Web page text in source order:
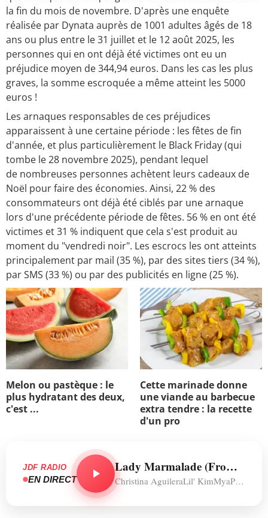
la fin du mois de novembre. D'après une enquête
réalisée par Dynata auprès de 1001 adultes âgés de 18
ans ou plus entre le 31 juillet et le 12 août 2025, les
personnes qui en ont déjà été victimes ont eu un
préjudice moyen de 344,94 euros. Dans les cas les plus
graves, la somme escroquée a même atteint les 5000
euros !
Les arnaques responsables de ces préjudices
apparaissent à une certaine période : les fêtes de fin
d'année, et plus particulièrement le Black Friday (qui
tombe le 28 novembre 2025), pendant lequel
de nombreuses personnes achètent leurs cadeaux de
Noël pour faire des économies. Ainsi, 22 % des
consommateurs ont déjà été ciblés par une arnaque
lors d'une précédente période de fêtes. 56 % en ont été
victimes et 31 % indiquent que cela s'est produit au
moment du "vendredi noir". Les escrocs les ont atteints
principalement par mail (35 %), par des sites tiers (34 %),
par SMS (33 %) ou par des publicités en ligne (25 %).
Melon ou pastèque : le
plus hydratant des deux,
c'est ...
Cette marinade donne
une viande au barbecue
extra tendre : la recette
d'un pro
JDF RADIO
EN DIRECT
Lady Marmalade (From "Moulin Rouge" Soundtrack)
Christina AguileraLil' KimMyaP!nk